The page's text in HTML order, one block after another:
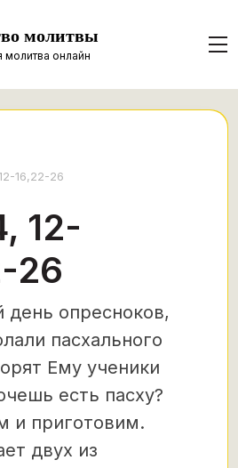
молитвы
онлайн
16,22-26
12-
26
день опресноков,
пасхального
Ему ученики
есть пасху?
и приготовим.
двух из